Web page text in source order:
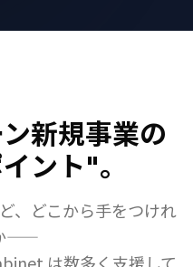
新規事業の
ント"。
、どこから手をつけれ
——